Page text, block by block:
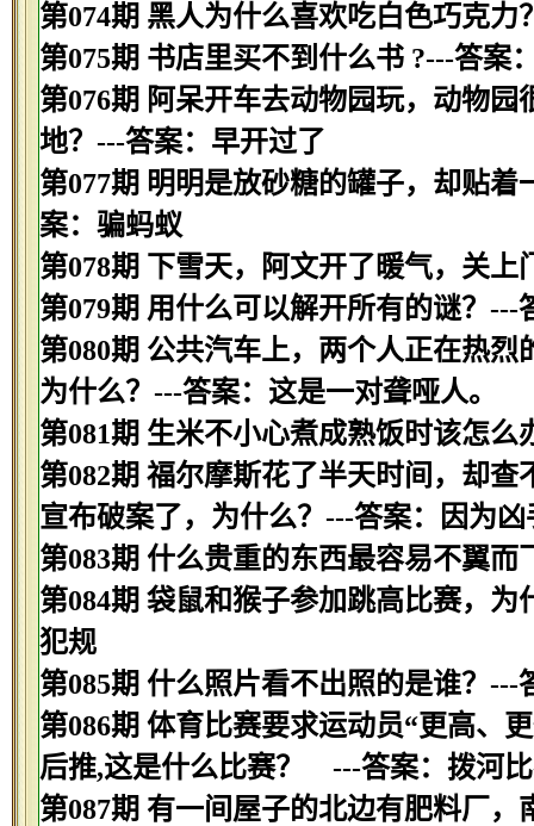
第074期 黑人为什么喜欢吃白色巧克
第075期 书店里买不到什么书 ?---答案
第076期 阿呆开车去动物园玩，动物
地？---答案：早开过了
第077期 明明是放砂糖的罐子，却贴
案：骗蚂蚁
第078期 下雪天，阿文开了暖气，关
第079期 用什么可以解开所有的谜？---
第080期 公共汽车上，两个人正在热
为什么？---答案：这是一对聋哑人。
第081期 生米不小心煮成熟饭时该怎么
第082期 福尔摩斯花了半天时间，却
宣布破案了，为什么？---答案：因为凶
第083期 什么贵重的东西最容易不翼而
第084期 袋鼠和猴子参加跳高比赛，
犯规
第085期 什么照片看不出照的是谁？---
第086期 体育比赛要求运动员“更高、
后推,这是什么比赛？ ---答案：拨河
第087期 有一间屋子的北边有肥料厂